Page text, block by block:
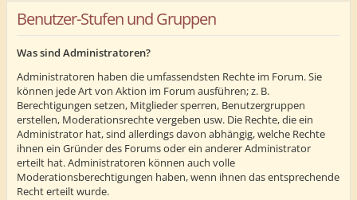
Benutzer-Stufen und Gruppen
Was sind Administratoren?
Administratoren haben die umfassendsten Rechte im Forum. Sie
können jede Art von Aktion im Forum ausführen; z. B.
Berechtigungen setzen, Mitglieder sperren, Benutzergruppen
erstellen, Moderationsrechte vergeben usw. Die Rechte, die ein
Administrator hat, sind allerdings davon abhängig, welche Rechte
ihnen ein Gründer des Forums oder ein anderer Administrator
erteilt hat. Administratoren können auch volle
Moderationsberechtigungen haben, wenn ihnen das entsprechende
Recht erteilt wurde.